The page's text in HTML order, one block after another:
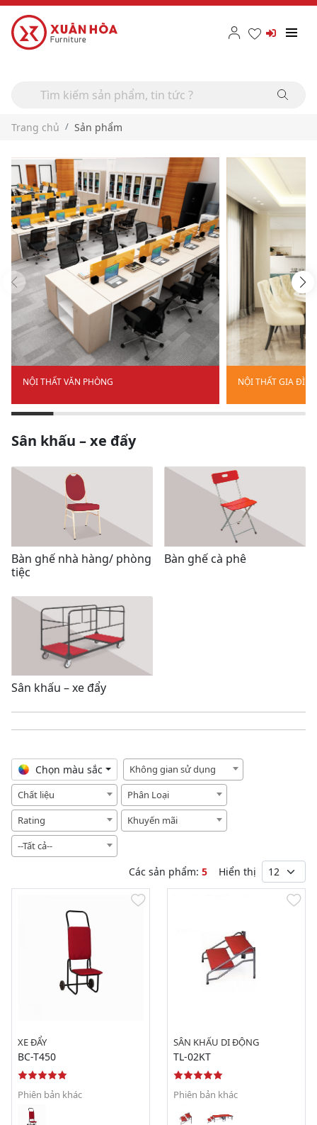
Trang chủ Sản phẩm
NỘI THẤT VĂN PHÒNG NỘI THẤT GIA
Sân khấu – xe đẩy
Bàn ghế nhà hàng/ phòng
tiệc
Bàn ghế cà phê
Sân khấu – xe đẩy
Chọn màu sắc
Không gian sử dụng
Chất liệu
Phân Loại
Rating
Khuyến mãi
--Tất cả--
Các sản phẩm: 5 Hiển thị
XE ĐẨY
BC-T450
Phiên bản khác
SÂN KHẤU DI ĐỘNG
TL-02KT
Phiên bản khác